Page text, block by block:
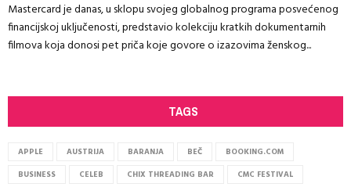
Mastercard je danas, u sklopu svojeg globalnog programa posvećenog
financijskoj uključenosti, predstavio kolekciju kratkih dokumentarnih
filmova koja donosi pet priča koje govore o izazovima ženskog...
TAGS
APPLE AUSTRIJA BARANJA BEČ
BOOKING.COM
BUSINESS
CELEB CHIX THREADING BAR
CMC FESTIVAL